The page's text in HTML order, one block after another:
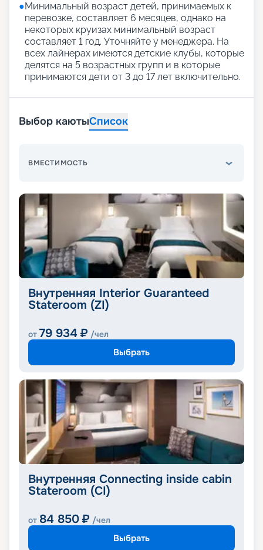
●Минимальный возраст детей, принимаемых к
перевозке, составляет 6 месяцев, однако на
некоторых круизах минимальный возраст
составляет 1 год. Уточняйте у менеджера. На
всех лайнерах имеются детские клубы, которые
делятся на 5 возрастных групп и в которые
принимаются дети от 3 до 17 лет включительно.
Выбор каютыСписок
ВМЕСТИМОСТЬ
Внутренняя Interior Guaranteed
Stateroom (ZI)
от 79 934 ₽ /чел
Выбрать
Внутренняя Connecting inside cabin
Stateroom (CI)
от 84 850 ₽ /чел
Выбрать